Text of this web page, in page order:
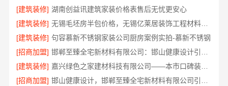
[建筑装修] 湖南创益讯建筑家装价格表售后无忧更安心
[建筑装修]
无锡毛坯房半包价格，无锡亿莱居装饰工程材料有限公司
[建筑装修] 句容慕新不锈钢家装公司厨房案例实拍-慕新不锈钢
[招商加盟]
[建筑装修]
嘉兴绿色之家建材科技有限公司——本市口碑装修服务实惠优选
[招商加盟]